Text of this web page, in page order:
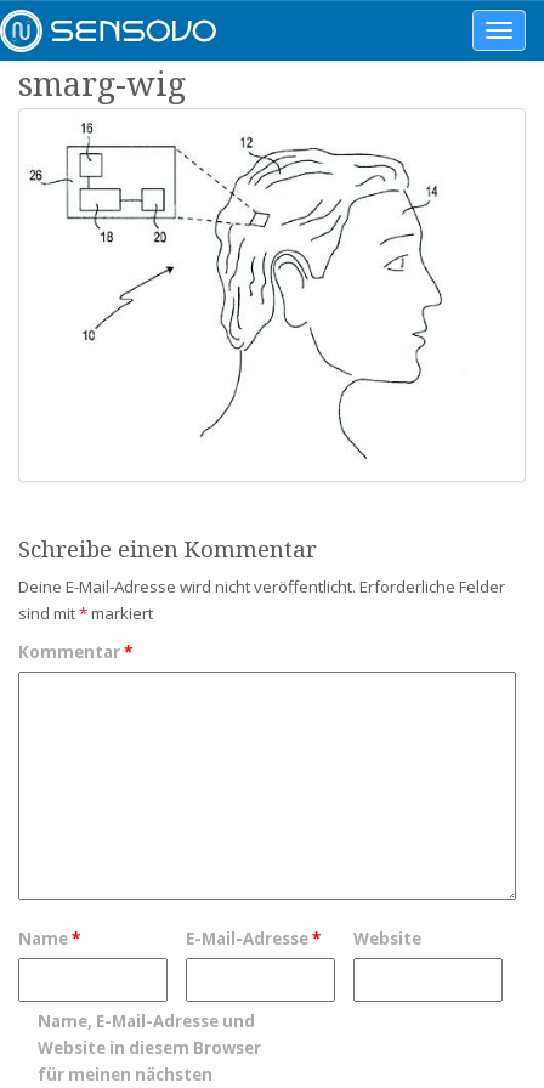
smarg-wig
Schreibe einen Kommentar
Deine E-Mail-Adresse wird nicht veröffentlicht. Erforderliche Felder
sind mit*markiert
Kommentar*
Name* E-Mail-Adresse* Website
Name, E-Mail-Adresse und
Website in diesem Browser
für meinen nächsten